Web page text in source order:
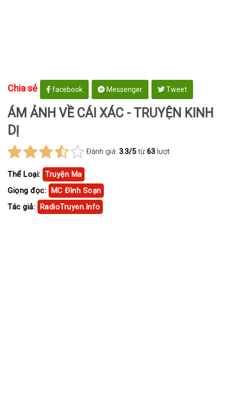
Chia sẻ facebook Messenger Tweet
ÁM ẢNH VỀ CÁI XÁC - TRUYỆN KINH
DỊ
Đánh giá: 3.3/5từ 63 lượt
Thể Loại: Truyện Ma
Giọng đọc: MC Đình Soạn
Tác giả: RadioTruyen.Info